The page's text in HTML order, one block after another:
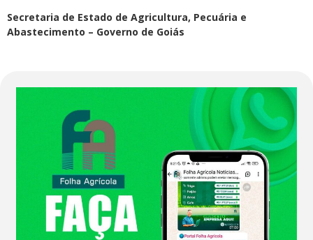
Secretaria de Estado de Agricultura, Pecuária e
Abastecimento – Governo de Goiás